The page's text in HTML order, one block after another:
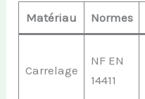
Matériau Normes
Carrelage
NF EN
14411